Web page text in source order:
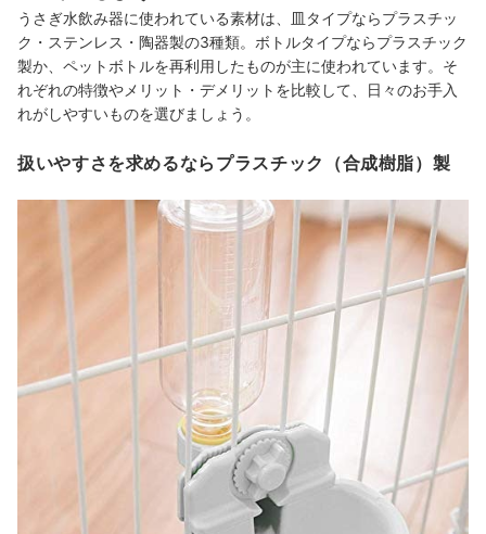
うさぎ水飲み器に使われている素材は、皿タイプならプラスチッ
ク・ステンレス・陶器製の3種類。ボトルタイプならプラスチック
製か、ペットボトルを再利用したものが主に使われています。そ
れぞれの特徴やメリット・デメリットを比較して、日々のお手入
れがしやすいものを選びましょう。
扱いやすさを求めるならプラスチック（合成樹脂）製